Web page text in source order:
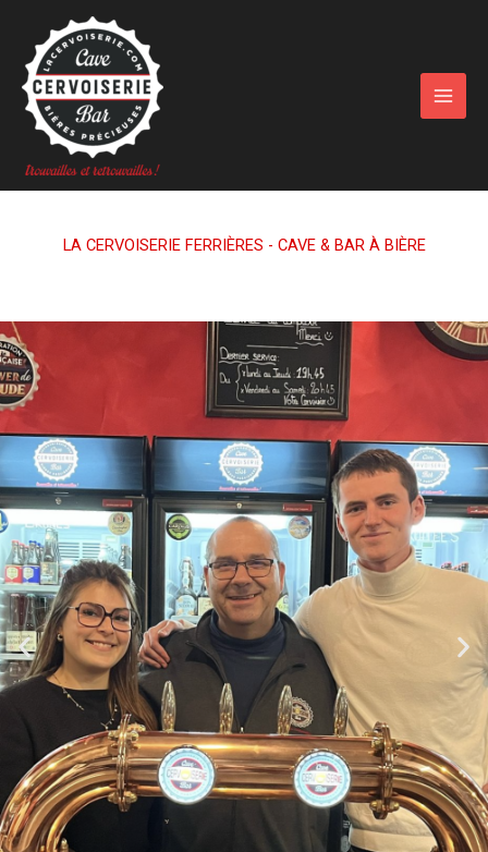
contenu
LA CERVOISERIE FERRIÈRES - CAVE & BAR À BIÈRE